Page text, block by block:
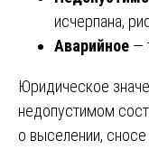
исчерпана,
Аварийное —
Юридическое
недопустимом
о выселении,